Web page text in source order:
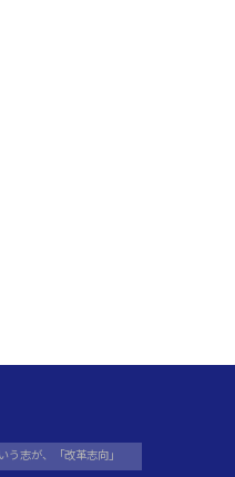
う志が、「改革志向」